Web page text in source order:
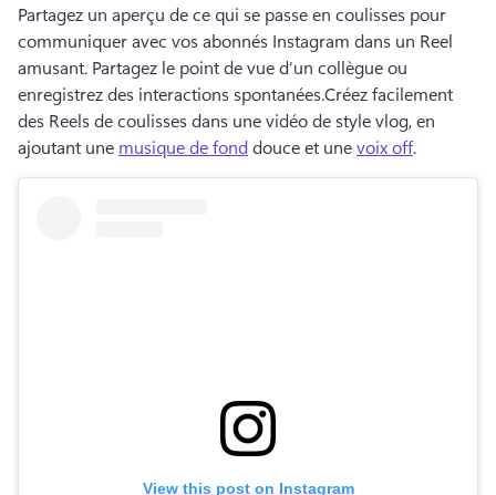
Partagez un aperçu de ce qui se passe en coulisses pour
communiquer avec vos abonnés Instagram dans un Reel
amusant. Partagez le point de vue d’un collègue ou
enregistrez des interactions spontanées.Créez facilement
des Reels de coulisses dans une vidéo de style vlog, en
ajoutant une musique de fond douce et une voix off.
View this post on Instagram